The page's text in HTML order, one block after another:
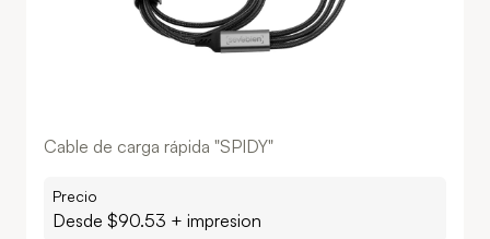
Cable de carga rápida "SPIDY"
Precio
Desde $90.53 + impresion